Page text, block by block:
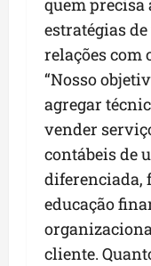
quem
estratégias
relações com
“Nosso
agregar
vender
contábeis de
diferenciada,
educação
cliente.